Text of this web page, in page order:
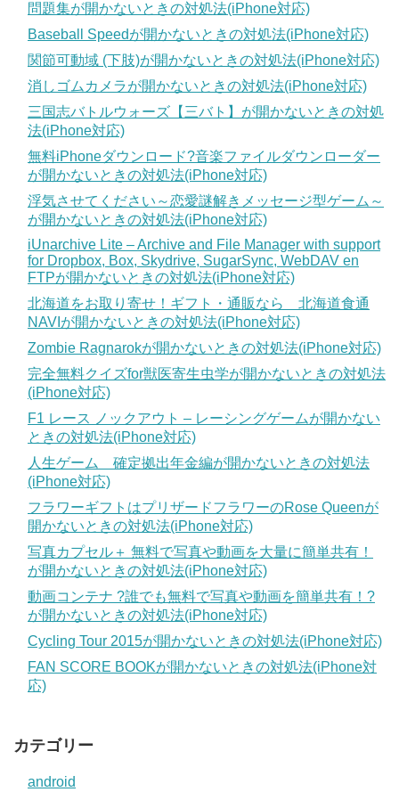
問題集が開かないときの対処法(iPhone対応)
Baseball Speedが開かないときの対処法(iPhone対応)
関節可動域 (下肢)が開かないときの対処法(iPhone対応)
消しゴムカメラが開かないときの対処法(iPhone対応)
三国志バトルウォーズ【三バト】が開かないときの対処
法(iPhone対応)
無料iPhoneダウンロード?音楽ファイルダウンローダー
が開かないときの対処法(iPhone対応)
浮気させてください～恋愛謎解きメッセージ型ゲーム～
が開かないときの対処法(iPhone対応)
iUnarchive Lite – Archive and File Manager with support
for Dropbox, Box, Skydrive, SugarSync, WebDAV en
FTPが開かないときの対処法(iPhone対応)
北海道をお取り寄せ！ギフト・通販なら 北海道食通
NAVIが開かないときの対処法(iPhone対応)
Zombie Ragnarokが開かないときの対処法(iPhone対応)
完全無料クイズfor獣医寄生虫学が開かないときの対処法
(iPhone対応)
F1 レース ノックアウト – レーシングゲームが開かない
ときの対処法(iPhone対応)
人生ゲーム 確定拠出年金編が開かないときの対処法
(iPhone対応)
フラワーギフトはプリザードフラワーのRose Queenが
開かないときの対処法(iPhone対応)
写真カプセル＋ 無料で写真や動画を大量に簡単共有！
が開かないときの対処法(iPhone対応)
動画コンテナ ?誰でも無料で写真や動画を簡単共有！?
が開かないときの対処法(iPhone対応)
Cycling Tour 2015が開かないときの対処法(iPhone対応)
FAN SCORE BOOKが開かないときの対処法(iPhone対
応)
カテゴリー
android